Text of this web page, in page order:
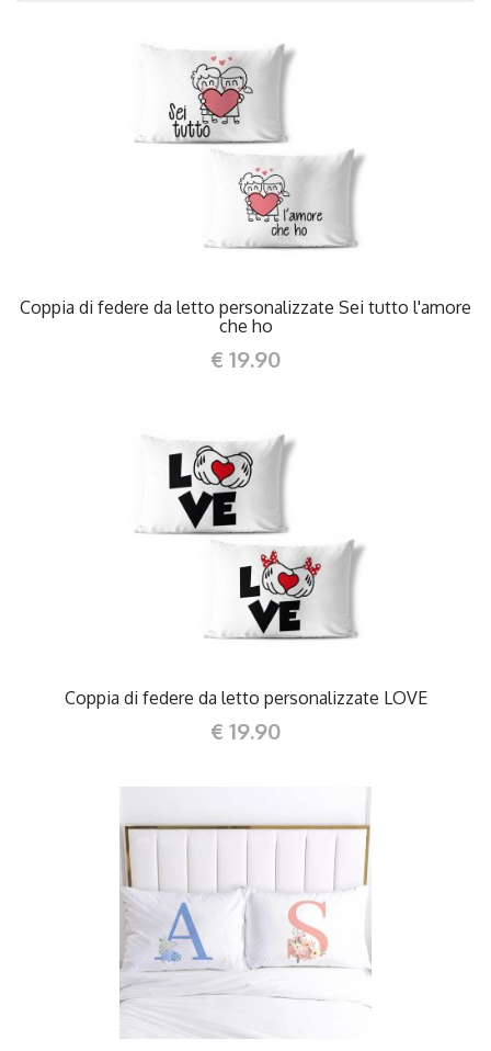
DETTAGLI
Coppia di federe da letto personalizzate Sei tutto l'amore
che ho
€ 19.90
DETTAGLI
Coppia di federe da letto personalizzate LOVE
€ 19.90
DETTAGLI